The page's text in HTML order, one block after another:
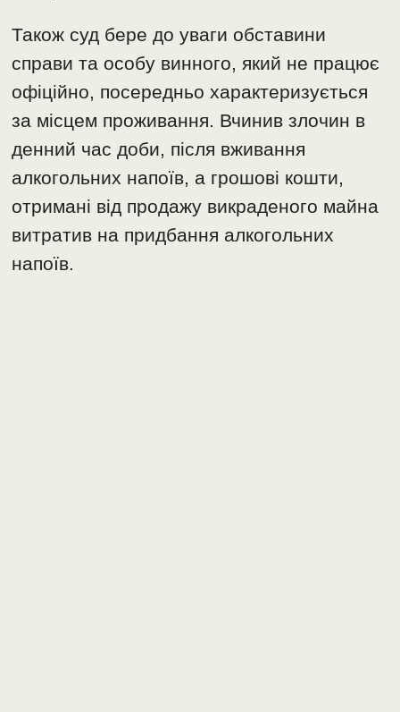
Також суд бере до уваги обставини
справи та особу винного, який не працює
офіційно, посередньо характеризується
за місцем проживання. Вчинив злочин в
денний час доби, після вживання
алкогольних напоїв, а грошові кошти,
отримані від продажу викраденого майна
витратив на придбання алкогольних
напоїв.